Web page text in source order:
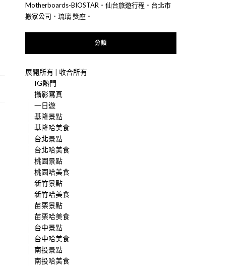
Motherboards-BIOSTAR ‧ 仙台旅遊行程 ‧ 台北市
搬家公司 ‧ 琉璃 獎座 ‧
分類
展開所有 | 收合所有
IG熱門
攝影寫真
一日遊
基隆景點
基隆哈美食
台北景點
台北哈美食
桃園景點
桃園哈美食
新竹景點
新竹哈美食
苗栗景點
苗栗哈美食
台中景點
台中哈美食
南投景點
南投哈美食